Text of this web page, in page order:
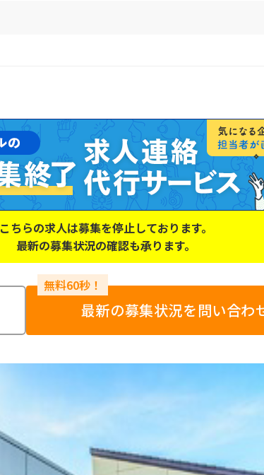
こちらの求人は募集を停止しております。
最新の募集状況の確認も承ります。
最新の募集状況を問い合わ